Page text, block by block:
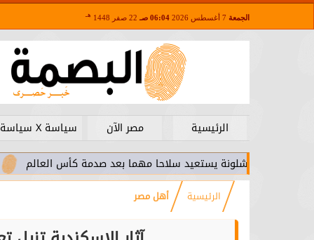
الجمعة 06:04 صـ 22 صفر 1448 هـ
الرئيسية مصر الآن
سياسة X سياسة
برشلونة
برشلونة يستعيد سلاحا مهما بعد صدمة كأس العالم
الرئيسية أهل مصر